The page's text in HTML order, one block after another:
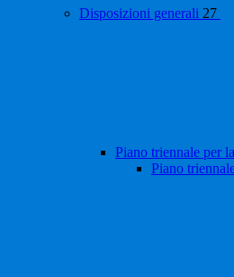
Disposizioni generali 27
Piano triennale per
Piano